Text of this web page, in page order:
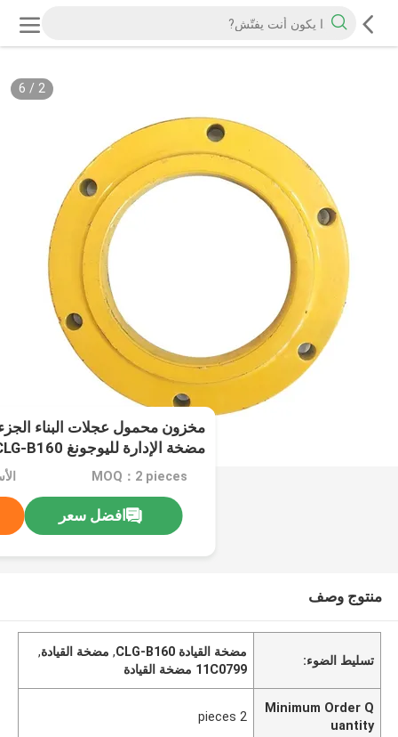
2
/
6
مضخة الإدارة لليوجونغ CLG-B160
MOQ：2 pieces
افضل سعر
منتوج وصف
تسليط الضوء:
مضخة القيادة CLG-B160 , مضخة القيادة,
11C0799 مضخة القيادة
Minimum Order Q
uantity
2 pieces